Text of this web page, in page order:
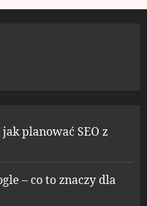
planować SEO z
– co to znaczy dla